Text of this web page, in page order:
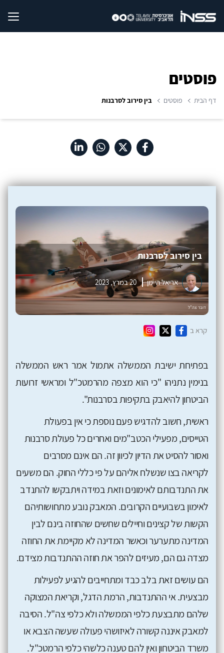
פוסטים
דף הבית פוסטים בין סירוב לסרבנות
בין סירוב לסרבנות
אריאל היימן 20 במרץ, 2023
קרא ב
בפתיחת ישיבת הממשלה אתמול אמר ראש הממשלה
בנימין נתניהו "כי הוא מצפה מהרמטכ"ל ומראשי זרועות
הביטחון להיאבק בתקיפות בסרבנות".
ראשית, חשוב להדגיש פעם נוספת כי אין בפעולת
הטייסים, מפעילי הכטב"מים ואחרים כל פעולת סרבנות
ואסור להסיט את הדיון לכיוון זה. הם אינם מסרבים
לקריאה בצו שנשלח אליהם על פי כללי החוק. הם משעים
את התנדבותם לאימונים וזאת במידה ויתבקשו להתנדב
לאימון בשבועיים הקרובים. המאבק נובע מתחושותיהם
הקשות של קצינים וחיילים שחשים שהחוזה בינם לבין
המדינה מתערער וכאשר המדינה לא מקיימת את החוזה
מצדה גם הם, מעיזים להפר את חוזה ההתנדבות מצידם.
הם עושים זאת בלב כבד ומתחייבים להגיע לפעילות
מבצעית. אי ההתנדבות, הרמת הדגל, וקריאת המצוקה
שלהם מתבצעת כלפי הממשלה ולא כלפי צה"ל. הסיבה
למאבק איננה קשורה לאיזושהי פעולה שעשה הצבא או
משרד הביטחון ואין להם טענה כלשהי כלפי הרמטכ"ל.